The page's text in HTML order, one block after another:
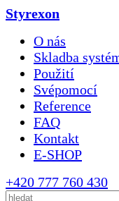
Styrexon
O nás
Skladba
Použití
Svépomocí
Reference
FAQ
Kontakt
E-SHOP
+420 777 760 430